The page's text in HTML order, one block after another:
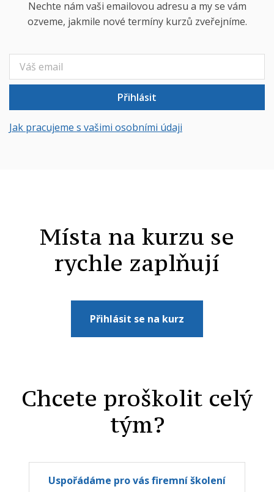
Nechte nám vaši emailovou adresu a my se vám
ozveme, jakmile nové termíny kurzů zveřejníme.
Přihlásit
Jak pracujeme s vašimi osobními údaji
Místa na kurzu se
rychle zaplňují
Přihlásit se na kurz
Chcete proškolit celý
tým?
Uspořádáme pro vás firemní školení